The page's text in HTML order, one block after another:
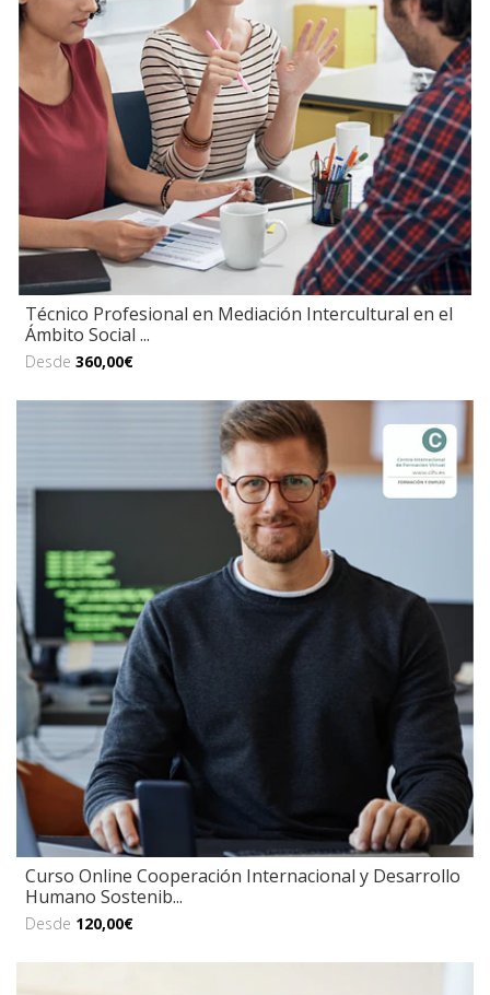
Técnico Profesional en Mediación Intercultural en el
Ámbito Social ...
Desde 360,00€
Curso Online Cooperación Internacional y Desarrollo
Humano Sostenib...
Desde 120,00€